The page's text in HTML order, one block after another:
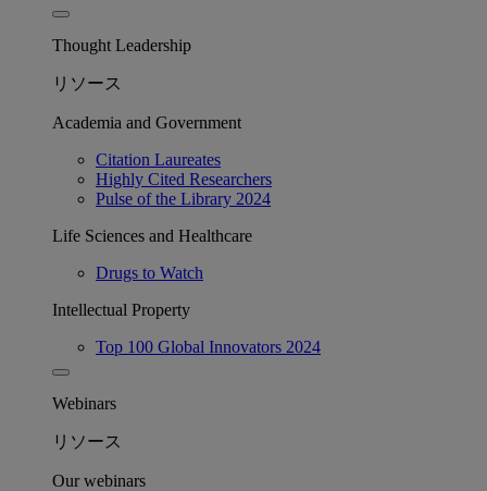
Thought Leadership
リソース
Academia and Government
Citation Laureates
Highly Cited Researchers
Pulse of the Library 2024
Life Sciences and Healthcare
Drugs to Watch
Intellectual Property
Top 100 Global Innovators 2024
Webinars
リソース
Our webinars